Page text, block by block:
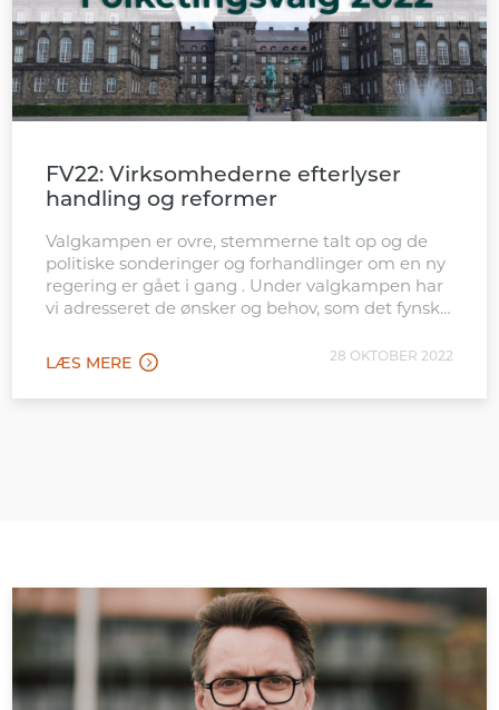
FV22: Virksomhederne efterlyser
handling og reformer
Valgkampen er ovre, stemmerne talt op og de
politiske sonderinger og forhandlinger om en ny
regering er gået i gang . Under valgkampen har
vi adresseret de ønsker og behov, som det fynske
Og vi følger op på de udfordringer, der står i
vejen for de fynske virksomheders udvikling […]
LÆS MERE 28 OKTOBER 2022